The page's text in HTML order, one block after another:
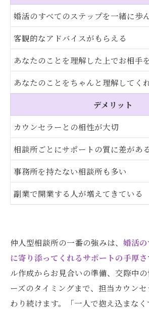
婚活のすべてのステップを一緒に歩
客観的なアドバイスがもらえる
あなたのことを理解した上でお相手
あなたのことをちゃんと理解してく
デメリット
カウンセラーとの相性が大切
相談所ごとにサポートの質に差がある
事務所を持たない相談所も多い
副業で開業する人が増えてきている
仲人型相談所の一番の強みは、 婚活
に寄り添ってくれるサポートの手厚さ
ル作成からお見合いの準備、交際中
ーズのタイミングまで、担当カウン
わり続けます。「一人で抱え込まな